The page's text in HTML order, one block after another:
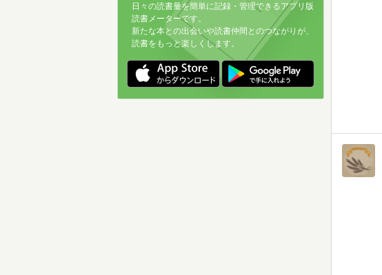
日々の読書量を簡単に記録・管理できるアプリ版
読書メーターです。
新たな本との出会いや読書仲間とのつながりが、
読書をもっと楽しくします。